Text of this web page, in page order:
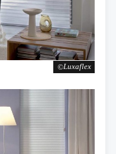
Luxaflex